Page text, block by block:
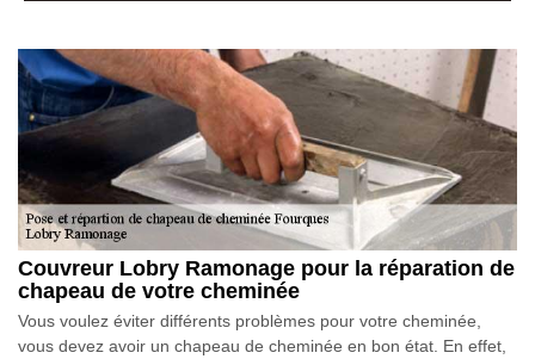
Couvreur Lobry Ramonage pour la réparation de
chapeau de votre cheminée
Vous voulez éviter différents problèmes pour votre cheminée,
vous devez avoir un chapeau de cheminée en bon état. En effet,